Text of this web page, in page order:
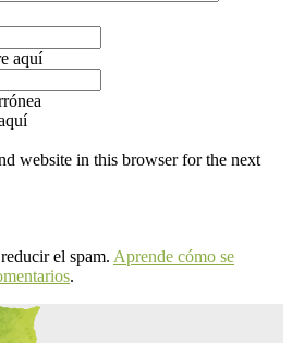
aquí
website in this browser for the next
el spam. Aprende cómo se
.